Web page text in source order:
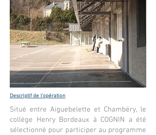
Descriptif de l'opération
Situé entre Aiguebelette et Chambéry, le
collège Henry Bordeaux à COGNIN a été
sélectionné pour participer au programme